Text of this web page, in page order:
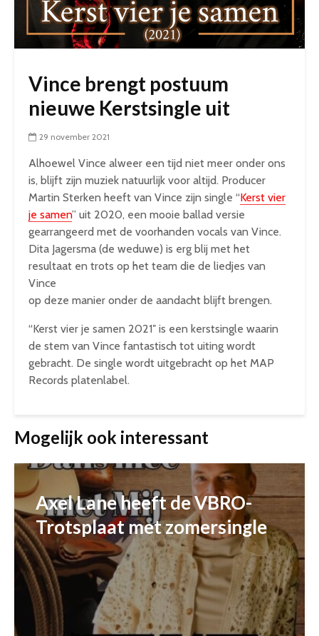
Vince brengt postuum
nieuwe Kerstsingle uit
29 november 2021
Alhoewel Vince alweer een tijd niet meer onder ons
is, blijft zijn muziek natuurlijk voor altijd. Producer
Martin Sterken heeft van Vince zijn single “Kerst vier
je samen” uit 2020, een mooie ballad versie
gearrangeerd met de voorhanden vocals van Vince.
Dita Jagersma (de weduwe) is erg blij met het
resultaat en trots op het team die de liedjes van
Vince
op deze manier onder de aandacht blijft brengen.
“Kerst vier je samen 2021″ is een kerstsingle waarin
de stem van Vince fantastisch tot uiting wordt
gebracht. De single wordt uitgebracht op het MAP
Records platenlabel.
Mogelijk ook interessant
Axel Lane heeft de VBRO-
Trotsplaat met zomersingle